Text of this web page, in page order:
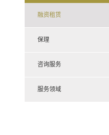
融资租赁
保理
咨询服务
服务领域